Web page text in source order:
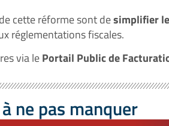
cette réforme sont desimplifier
réglementations fiscales.
via lePortail Public de
ne pas manquer